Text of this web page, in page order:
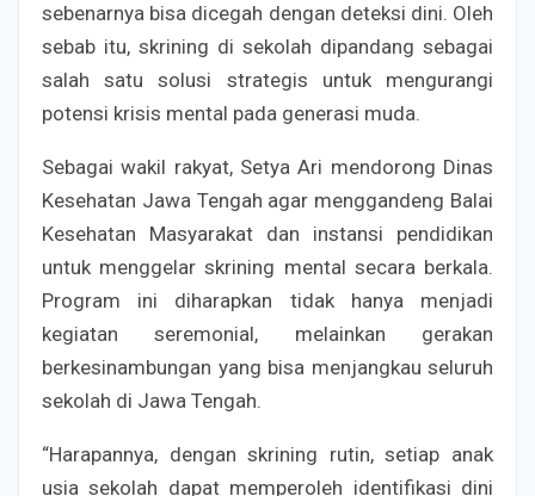
sebenarnya bisa dicegah dengan deteksi dini. Oleh
sebab itu, skrining di sekolah dipandang sebagai
salah satu solusi strategis untuk mengurangi
potensi krisis mental pada generasi muda.
Sebagai wakil rakyat, Setya Ari mendorong Dinas
Kesehatan Jawa Tengah agar menggandeng Balai
Kesehatan Masyarakat dan instansi pendidikan
untuk menggelar skrining mental secara berkala.
Program ini diharapkan tidak hanya menjadi
kegiatan seremonial, melainkan gerakan
berkesinambungan yang bisa menjangkau seluruh
sekolah di Jawa Tengah.
“Harapannya, dengan skrining rutin, setiap anak
usia sekolah dapat memperoleh identifikasi dini